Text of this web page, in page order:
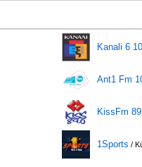
Kanali 6
Ant1 Fm
KissFm 89
1Sports /